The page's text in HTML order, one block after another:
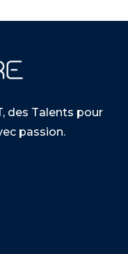
des Talents pour
passion.